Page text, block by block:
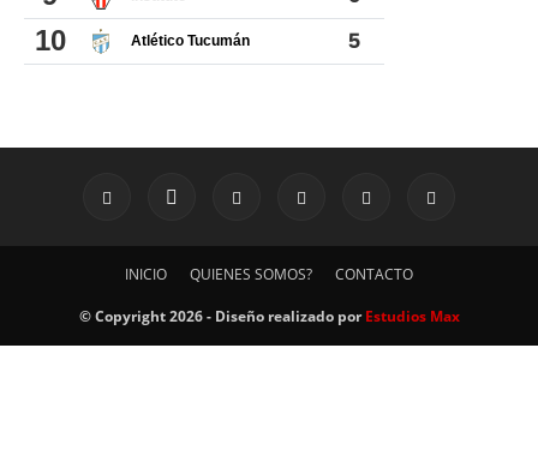
INICIO QUIENES SOMOS? CONTACTO
© Copyright 2026 - Diseño realizado porEstudios Max